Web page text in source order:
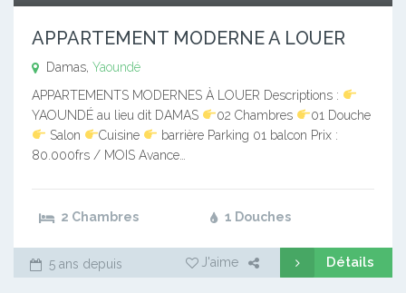
APPARTEMENT MODERNE A LOUER
Damas, Yaoundé
APPARTEMENTS MODERNES À LOUER Descriptions :
YAOUNDÉ au lieu dit DAMAS
02 Chambres
01 Douche
Salon
Cuisine
barrière Parking 01 balcon Prix :
80.000frs / MOIS Avance…
2 Chambres 1 Douches
5 ans depuis J'aime Détails